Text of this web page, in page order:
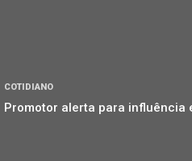
COTIDIANO
Promotor alerta para influência